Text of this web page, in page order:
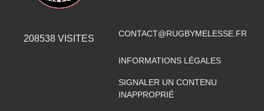
208538 VISITES CONTACT@RUGBYMELESSE.FR
INFORMATIONS LÉGALES
SIGNALER UN CONTENU
INAPPROPRIÉ